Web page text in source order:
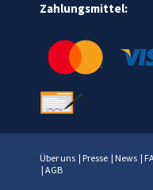
Zahlungsmittel:
Über uns | Presse | News |
| AGB